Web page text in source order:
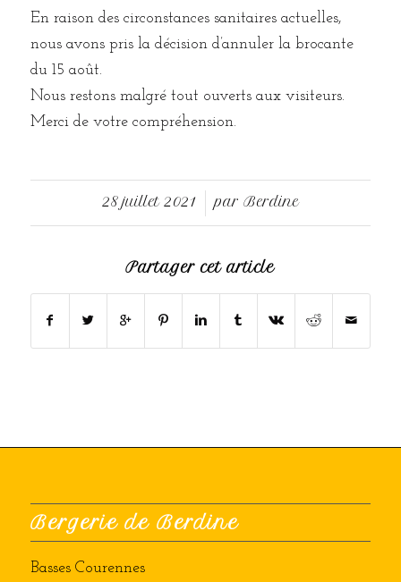
En raison des circonstances sanitaires actuelles,
nous avons pris la décision d’annuler la brocante
du 15 août.
Nous restons malgré tout ouverts aux visiteurs.
Merci de votre compréhension.
28 juillet 2021
/ par Berdine
Partager cet article
Bergerie de Berdine
Basses Courennes